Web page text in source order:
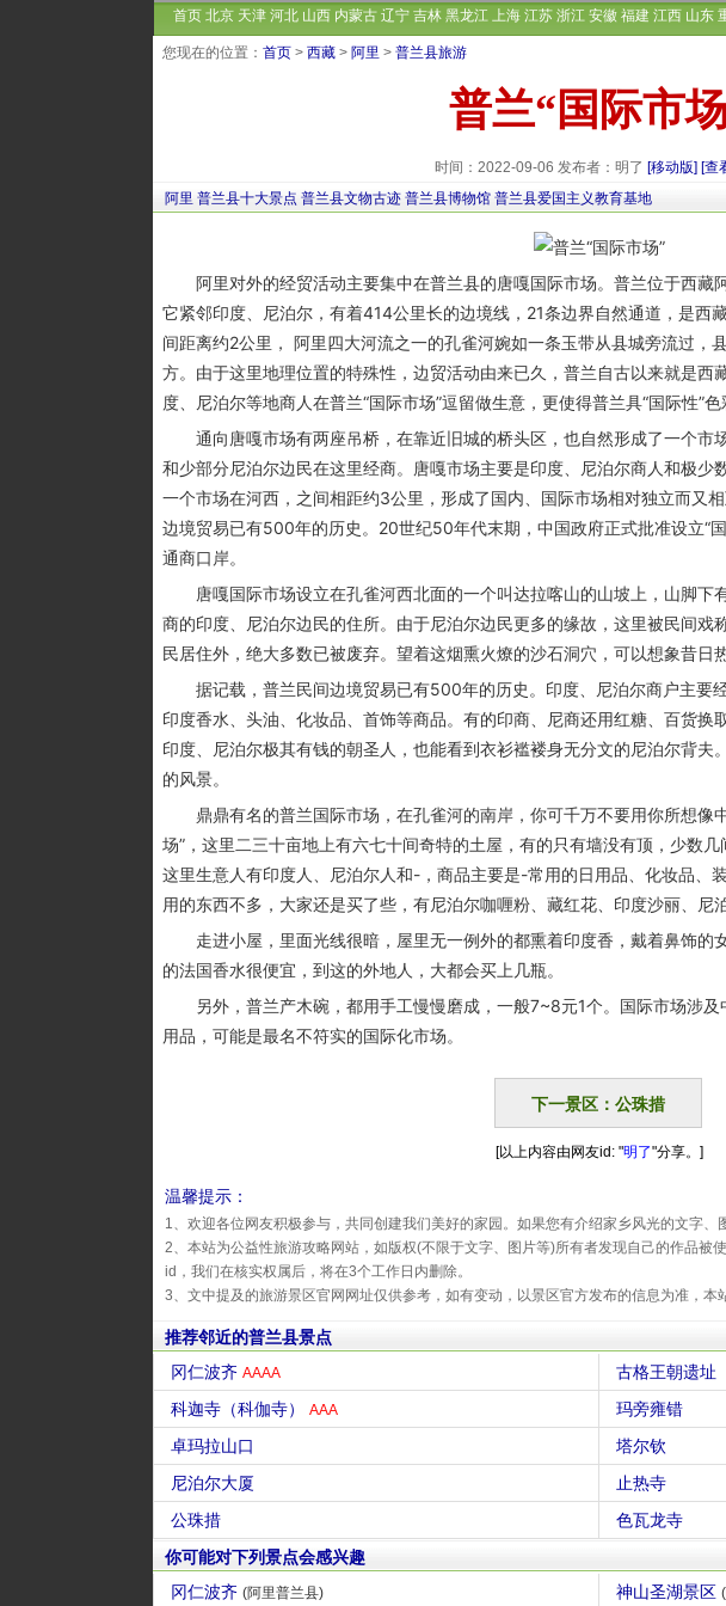
首页 北京 天津 河北 山西 内蒙古 辽宁 吉林 黑龙江 上海 江苏 浙江 安徽 福建 江西 山东
您现在的位置： 首页 > 西藏 > 阿里 > 普兰县旅游
普兰“国际市
时间：2022-09-06 发布者：明了 [移动版] [查
阿里 普兰县十大景点 普兰县文物古迹 普兰县博物馆 普兰县爱国主义教育基地
阿里对外的经贸活动主要集中在普兰县的唐嘎国际市场。普兰位于西藏
它紧邻印度、尼泊尔，有着414公里长的边境线，21条边界自然通道，是西
间距离约2公里， 阿里四大河流之一的孔雀河婉如一条玉带从县城旁流过，
方。由于这里地理位置的特殊性，边贸活动由来已久，普兰自古以来就是西
度、尼泊尔等地商人在普兰“国际市场”逗留做生意，更使得普兰具“国际性”色
通向唐嘎市场有两座吊桥，在靠近旧城的桥头区，也自然形成了一个市
和少部分尼泊尔边民在这里经商。唐嘎市场主要是印度、尼泊尔商人和极少
一个市场在河西，之间相距约3公里，形成了国内、国际市场相对独立而又
边境贸易已有500年的历史。20世纪50年代末期，中国政府正式批准设立“
通商口岸。
唐嘎国际市场设立在孔雀河西北面的一个叫达拉喀山的山坡上，山脚下
商的印度、尼泊尔边民的住所。由于尼泊尔边民更多的缘故，这里被民间戏
民居住外，绝大多数已被废弃。望着这烟熏火燎的沙石洞穴，可以想象昔日
据记载，普兰民间边境贸易已有500年的历史。印度、尼泊尔商户主要经
印度香水、头油、化妆品、首饰等商品。有的印商、尼商还用红糖、百货换
印度、尼泊尔极其有钱的朝圣人，也能看到衣衫褴褛身无分文的尼泊尔背夫
的风景。
鼎鼎有名的普兰国际市场，在孔雀河的南岸，你可千万不要用你所想像
场”，这里二三十亩地上有六七十间奇特的土屋，有的只有墙没有顶，少数几
这里生意人有印度人、尼泊尔人和-，商品主要是-常用的日用品、化妆品、
用的东西不多，大家还是买了些，有尼泊尔咖喱粉、藏红花、印度沙丽、尼
走进小屋，里面光线很暗，屋里无一例外的都熏着印度香，戴着鼻饰的
的法国香水很便宜，到这的外地人，大都会买上几瓶。
另外，普兰产木碗，都用手工慢慢磨成，一般7~8元1个。国际市场涉及
用品，可能是最名不符实的国际化市场。
下一景区：公珠措
[以上内容由网友id: "明了"分享。]
温馨提示：
1、欢迎各位网友积极参与，共同创建我们美好的家园。如果您有介绍家乡风光的文字、
2、本站为公益性旅游攻略网站，如版权(不限于文字、图片等)所有者发现自己的作品被
id，我们在核实权属后，将在3个工作日内删除。
3、文中提及的旅游景区官网网址仅供参考，如有变动，以景区官方发布的信息为准，本
推荐邻近的普兰县景点
冈仁波齐 AAAA
古格王朝遗址
科迦寺（科伽寺） AAA
玛旁雍错
卓玛拉山口
塔尔钦
尼泊尔大厦
止热寺
公珠措
色瓦龙寺
你可能对下列景点会感兴趣
冈仁波齐 (阿里普兰县) 神山圣湖景区